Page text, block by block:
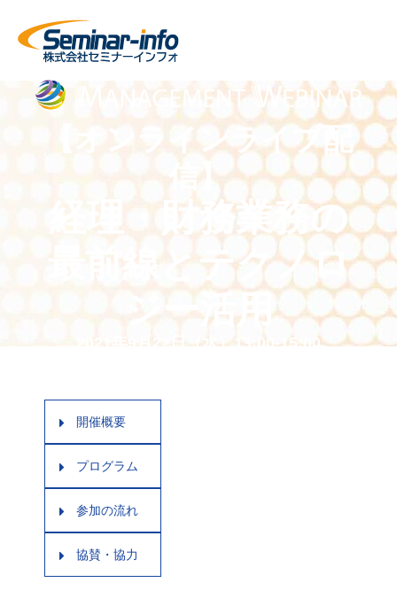
【オンラインライブ配
信】
経理・財務業務の
最前線とテクノロ
ジー活用
2021年9月22日（水）13:00-15:00
開催概要
プログラム
参加の流れ
協賛・協力